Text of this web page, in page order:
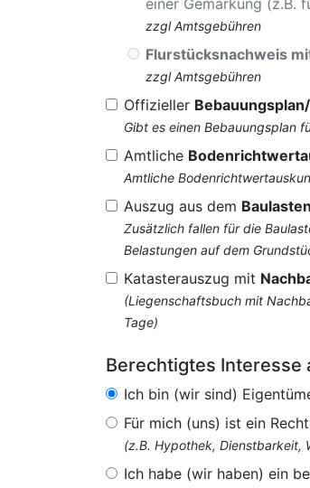
einer Gemarkung (z.B.
zzgl Amtsgebühren
Flurstücksnachweis
zzgl Amtsgebühren
Offizieller
Gibt es einen Bebauungsplan
Amtliche
Amtliche
Auszug aus dem
Zusätzlich fallen für die
Belastungen auf dem
Katasterauszug mit
(Liegenschaftsbuch mit
Tage)
Berechtigtes Interesse
Ich bin (wir sind)
Für mich (uns) ist ein
(z.B. Hypothek, Dienstbarkeit,
Ich habe (wir haben) ein